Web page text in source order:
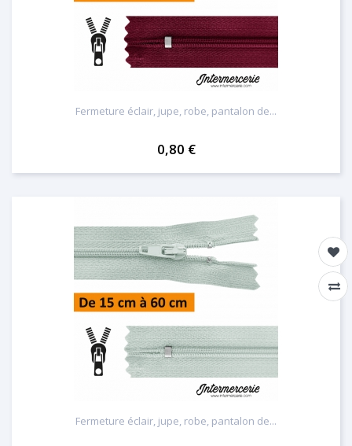
Fermeture éclair, jupe, robe, pantalon de...
0,80 €
Fermeture éclair, jupe, robe, pantalon de...